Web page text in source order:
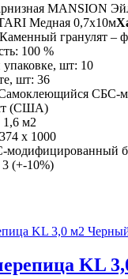
MANSION
Медная 0,7х10м
гранулят –
100 %
шт: 10
шт: 36
СБС-
(США)
м2
х 1000
модифицированный
(+-10%)
KL